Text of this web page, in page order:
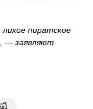
пиратское
— заявляют